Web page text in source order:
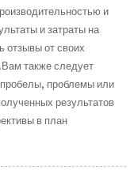
и
и затраты на
отзывы от своих
также следует
проблемы или
результатов
в план